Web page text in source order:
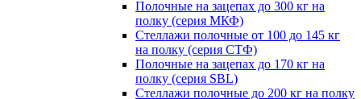
Полочные на зацепах до 300 кг на
полку (серия МКФ)
Стеллажи полочные от 100 до 145 кг
на полку (серия СТФ)
Полочные на зацепах до 170 кг на
полку (серия SBL)
Стеллажи полочные до 200 кг на полку